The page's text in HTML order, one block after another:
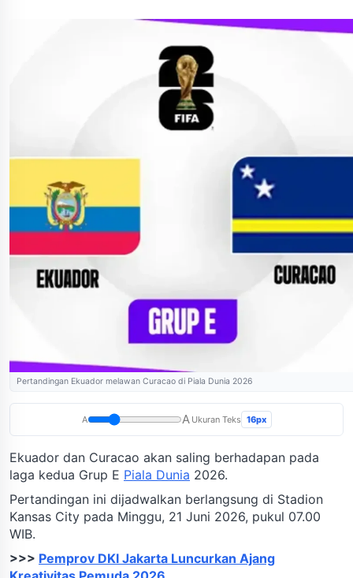
Pertandingan Ekuador melawan Curacao di Piala Dunia 2026
A A Ukuran Teks 16px
Ekuador dan Curacao akan saling berhadapan pada
laga kedua Grup E Piala Dunia 2026.
Pertandingan ini dijadwalkan berlangsung di Stadion
Kansas City pada Minggu, 21 Juni 2026, pukul 07.00
WIB.
>>> Pemprov DKI Jakarta Luncurkan Ajang